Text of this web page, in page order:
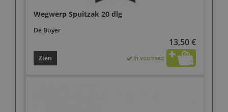
Wegwerp Spuitzak 20 dlg
De Buyer
13,50 €
Zien In voorraad